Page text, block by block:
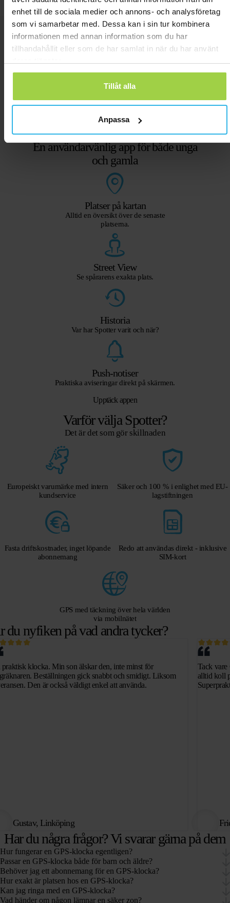
enhet till de sociala medier och annons- och analysföretag
som vi samarbetar med. Dessa kan i sin tur kombinera
informationen med annan information som du har
tillhandahållit eller som de har samlat in när du har använt
Tillåt alla
Anpassa
En användarvänlig app för både unga
och gamla
Platser på kartan
Alltid en översikt över de senaste
platserna.
Street View
Se spårarens exakta plats.
Historia
Var har Spotter varit och när?
Push-notiser
Praktiska aviseringar direkt på skärmen.
Upptäck appen
Varför välja Spotter?
Det är det som gör skillnaden
Europeiskt varumärke med intern
kundservice
Säker och 100 % i enlighet med EU-
lagstiftningen
Fasta driftskostnader, inget löpande
abonnemang
Redo att användas direkt - inklusive
SIM-kort
GPS med täckning över hela världen
via mobilnätet
du nyfiken på vad andra tycker?
praktisk klocka. Min son älskar den, inte minst för
Beställningen gick snabbt och smidigt. Liksom
Den är också väldigt enkel att använda.
Gustav, Linköping
Tack
alltid koll
Har du några frågor? Vi svarar gärna på dem
Hur fungerar en GPS-klocka egentligen?
Passar en GPS-klocka både för barn och äldre?
Behöver jag ett abonnemang för en GPS-klocka?
Hur exakt är platsen hos en GPS-klocka?
Kan jag ringa med en GPS-klocka?
Vad händer om någon lämnar en säker zon?